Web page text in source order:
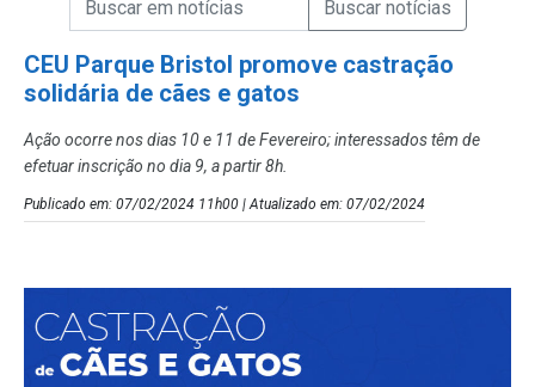
CEU Parque Bristol promove castração
solidária de cães e gatos
Ação ocorre nos dias 10 e 11 de Fevereiro; interessados têm de
efetuar inscrição no dia 9, a partir 8h.
Publicado em: 07/02/2024 11h00 | Atualizado em: 07/02/2024